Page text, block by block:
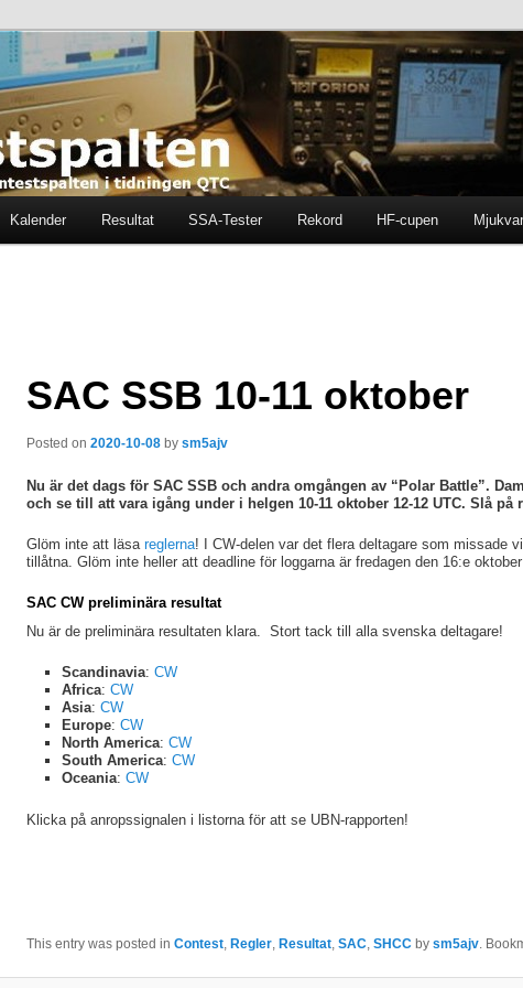
contestspalten i tidningen QTC
Kalender Resultat SSA-Tester Rekord HF-cupen
SAC SSB 10-11 oktober
Posted on 2020-10-08 by sm5ajv
Nu är det dags för SAC SSB och andra omgången av “Polar Battle”.
och se till att vara igång under i helgen 10-11 oktober 12-12 UTC. Slå på
Glöm inte att läsa reglerna! I CW-delen var det flera deltagare som missade
tillåtna. Glöm inte heller att deadline för loggarna är fredagen den 16:e oktober
SAC CW preliminära resultat
Nu är de preliminära resultaten klara. Stort tack till alla svenska deltagare!
Scandinavia:CW
Africa:CW
Asia:CW
Europe:CW
North America:CW
South America:CW
Oceania:CW
Klicka på anropssignalen i listorna för att se UBN-rapporten!
This entry was posted in Contest, Regler, Resultat, SAC, SHCCby sm5ajv.